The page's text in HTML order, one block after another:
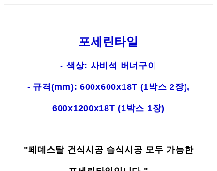
포세린타일
- 색상: 사비석 버너구이
- 규격(mm): 600x600x18T (1박스 2장),
600x1200x18T (1박스 1장)
"페데스탈 건식시공 습식시공 모두 가능한